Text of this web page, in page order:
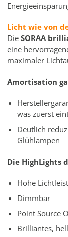
Licht wie von
Die SORAA
eine
maximaler
Amortisation
was zuerst
Deutlich
Glühlampen
Die HighLights
Hohe
Dimmbar
Point Source
Brilliantes,